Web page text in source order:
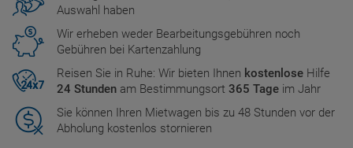
Auswahl haben
Wir erheben weder Bearbeitungsgebühren noch
Gebühren bei Kartenzahlung
Reisen Sie in Ruhe: Wir bieten Ihnen kostenlose Hilfe
24 Stunden am Bestimmungsort 365 Tage im Jahr
Sie können Ihren Mietwagen bis zu 48 Stunden vor der
Abholung kostenlos stornieren